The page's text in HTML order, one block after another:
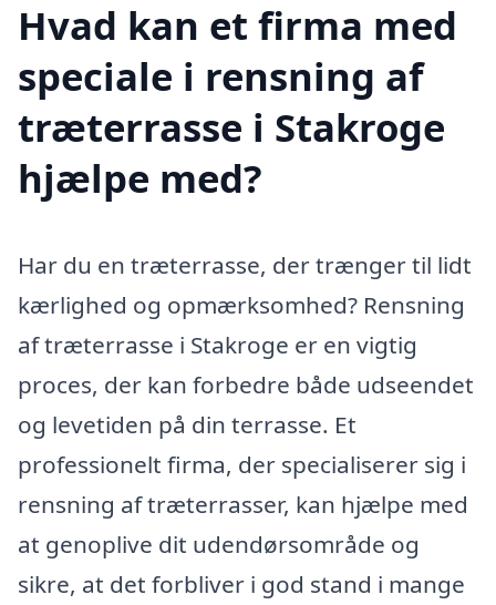
Hvad kan et firma med
speciale i rensning af
træterrasse i Stakroge
hjælpe med?
Har du en træterrasse, der trænger til lidt
kærlighed og opmærksomhed? Rensning
af træterrasse i Stakroge er en vigtig
proces, der kan forbedre både udseendet
og levetiden på din terrasse. Et
professionelt firma, der specialiserer sig i
rensning af træterrasser, kan hjælpe med
at genoplive dit udendørsområde og
sikre, at det forbliver i god stand i mange